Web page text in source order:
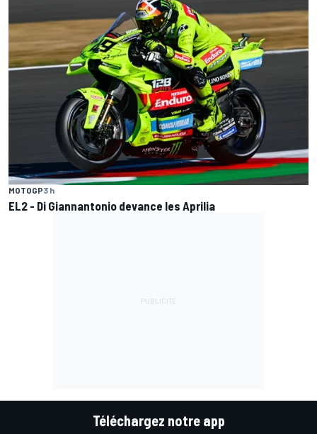
MOTOGP3 h
EL2 - Di Giannantonio devance les Aprilia
Téléchargez notre app